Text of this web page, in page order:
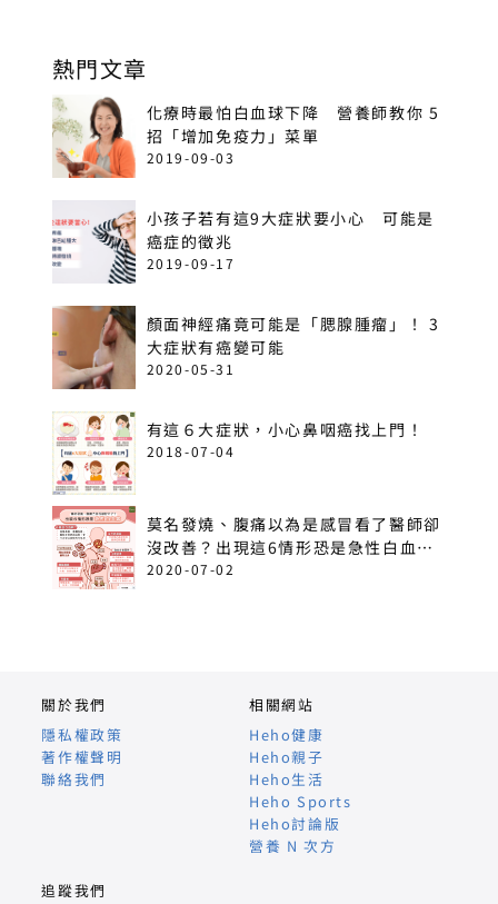
熱門文章
化療時最怕白血球下降 營養師教你 5
招「增加免疫力」菜單
2019-09-03
小孩子若有這9大症狀要小心 可能是
癌症的徵兆
2019-09-17
顏面神經痛竟可能是「腮腺腫瘤」！ 3
大症狀有癌變可能
2020-05-31
有這６大症狀，小心鼻咽癌找上門！
2018-07-04
莫名發燒、腹痛以為是感冒看了醫師卻
沒改善？出現這6情形恐是急性白血
病！
2020-07-02
關於我們
隱私權政策
著作權聲明
聯絡我們
相關網站
Heho健康
Heho親子
Heho生活
Heho Sports
Heho討論版
營養 N 次方
追蹤我們